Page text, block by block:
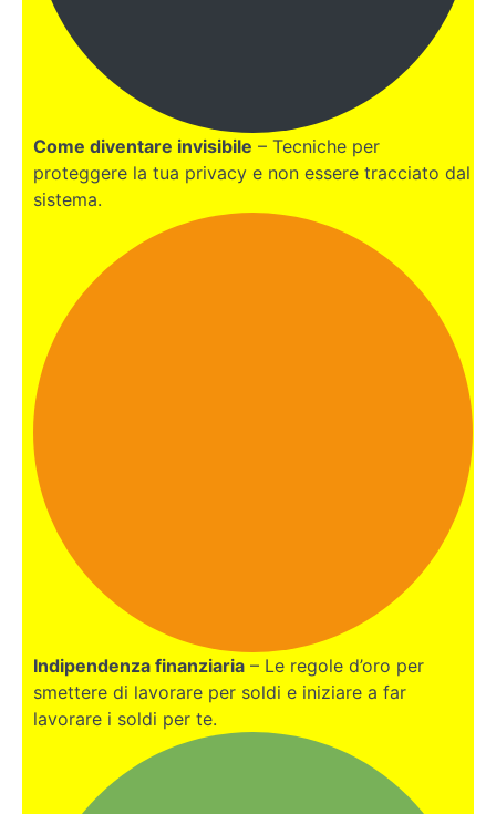
BONUS:
NOMADE
Come diventare invisibile – Tecniche per
proteggere la tua privacy e non essere tracciato dal
sistema.
Indipendenza finanziaria – Le regole d’oro per
smettere di lavorare per soldi e iniziare a far
lavorare i soldi per te.